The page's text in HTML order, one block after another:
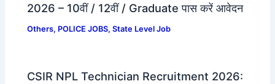
2026 – 10वीं / 12वीं / Graduate पास करें आवेदन
Others, POLICE JOBS,State Level Job
CSIR NPL Technician Recruitment 2026: